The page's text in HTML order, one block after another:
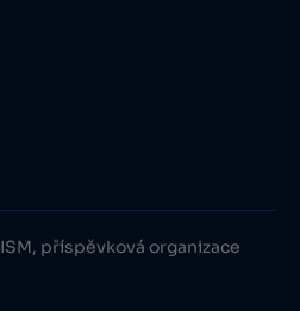
příspěvková organizace